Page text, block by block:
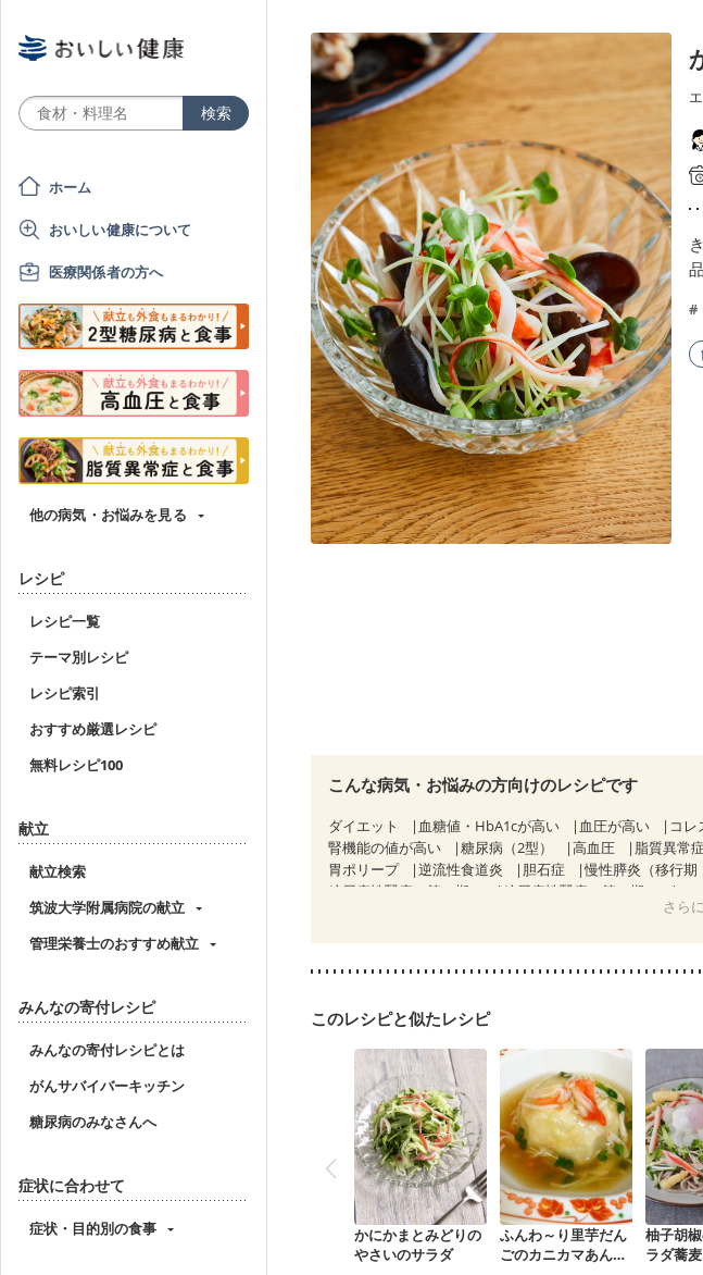
ホーム
おいしい健康について
医療関係者の方へ
他の病気・お悩みを見る
レシピ
レシピ一覧
テーマ別レシピ
レシピ索引
おすすめ厳選レシピ
無料レシピ100
献立
献立検索
筑波大学附属病院の献立
管理栄養士のおすすめ献立
みんなの寄付レシピ
みんなの寄付レシピとは
がんサバイバーキッチン
糖尿病のみなさんへ
症状に合わせて
症状・目的別の食事
こんな病気・お悩みの方向けのレシピです
ダイエット 血糖値・HbA1cが高い 血圧が高い コレ
腎機能の値が高い
糖尿病（2型） 高血圧 脂質異常症
胃ポリープ
逆流性食道炎 胆石症 慢性膵炎（移行期
糖尿病性腎症（第１期）
糖尿病性腎症（第２期）
乳がん（抗がん剤治療中）
産後（母乳）
産後（混合栄養） 産後（ミルク） 骨
さら
このレシピと似たレシピ
かにかまとみどりの
やさいのサラダ
ふんわ～り里芋だん
ごのカニカマあんか
柚子胡
ラダ蕎麦